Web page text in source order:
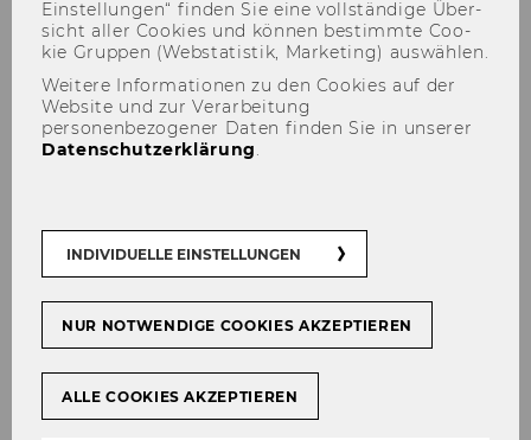
Rethinking Learning and
Teaching Spaces – physical,
virtual, seamless?
Der Inhalt dieser Seite ist aktuell nur auf
Englisch verfügbar.
OnNovember 17-182022 WU is hosting a two-
day conference on "Rethinking Learning and
Ein­stel­lun­gen“ fin­den Sie eine voll­stän­di­ge Über­
sicht aller Coo­kies und kön­nen be­stimm­te Coo­
kie Grup­pen (Web­sta­tis­tik, Mar­ke­ting) aus­wäh­len.
Weitere Informationen zu den Cookies auf der
Website und zur Verarbeitung
personenbezogener Daten finden Sie in unserer
Datenschutzerklärung.
INDIVIDUELLE EINSTELLUNGEN
NUR NOTWENDIGE COOKIES AKZEPTIEREN
ALLE COOKIES AKZEPTIEREN